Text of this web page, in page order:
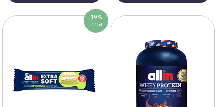
19%
הנחה